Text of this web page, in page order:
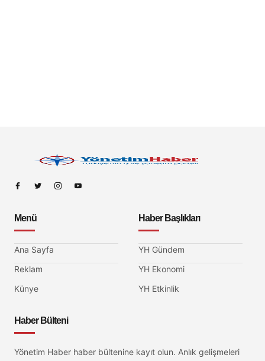
Menü
Ana Sayfa
Reklam
Künye
Haber Başlıkları
YH Gündem
YH Ekonomi
YH Etkinlik
Haber Bülteni
Yönetim Haber haber bültenine kayıt olun. Anlık gelişmeleri